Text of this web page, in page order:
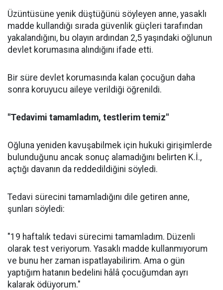
Üzüntüsüne yenik düştüğünü söyleyen anne, yasaklı
madde kullandığı sırada güvenlik güçleri tarafından
yakalandığını, bu olayın ardından 2,5 yaşındaki oğlunun
devlet korumasına alındığını ifade etti.
Bir süre devlet korumasında kalan çocuğun daha
sonra koruyucu aileye verildiği öğrenildi.
"Tedavimi tamamladım, testlerim temiz"
Oğluna yeniden kavuşabilmek için hukuki girişimlerde
bulunduğunu ancak sonuç alamadığını belirten K.İ.,
açtığı davanın da reddedildiğini söyledi.
Tedavi sürecini tamamladığını dile getiren anne,
şunları söyledi:
"19 haftalık tedavi sürecimi tamamladım. Düzenli
olarak test veriyorum. Yasaklı madde kullanmıyorum
ve bunu her zaman ispatlayabilirim. Ama o gün
yaptığım hatanın bedelini hâlâ çocuğumdan ayrı
kalarak ödüyorum."